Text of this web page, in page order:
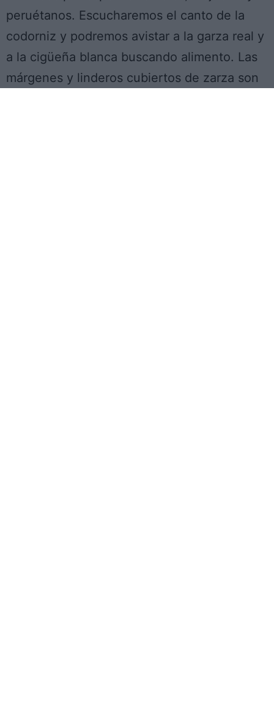
peruétanos. Escucharemos el canto de la
codorniz y podremos avistar a la garza real y
a la cigüeña blanca buscando alimento. Las
márgenes y linderos cubiertos de zarza son